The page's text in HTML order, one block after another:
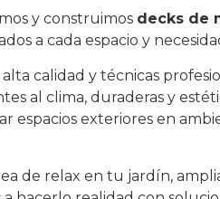
y construimos decks de
a cada espacio y
calidad y técnicas
al clima, duraderas y
espacios exteriores en
de relax en tu jardín,